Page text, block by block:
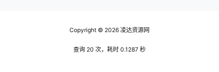
Copyright © 2026 凌达资源网
查询 20 次，耗时 0.1287 秒